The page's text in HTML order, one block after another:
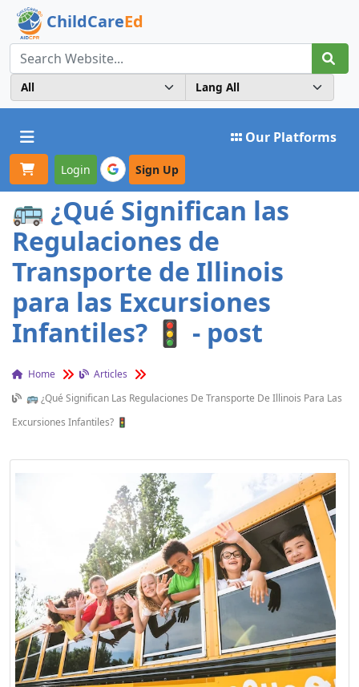
ChildCareEd
Toggle navigation Our Platforms
Login Sign Up
🚌 ¿Qué Significan las
Regulaciones de
Transporte de Illinois
para las Excursiones
Infantiles? 🚦 - post
Home
Articles
🚌 ¿Qué Significan Las Regulaciones De Transporte De Illinois Para Las
Excursiones Infantiles? 🚦